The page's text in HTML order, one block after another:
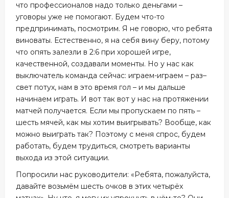
что профессионалов надо только деньгами –
уговоры уже не помогают. Будем что-то
предпринимать, посмотрим. Я не говорю, что ребята
виноваты. Естественно, я на себя вину беру, потому
что опять залезли в 2:6 при хорошей игре,
качественной, создавали моменты. Но у нас как
выключатель команда сейчас: играем-играем – раз–
свет потух, нам в это время гол – и мы дальше
начинаем играть. И вот так вот у нас на протяжении
матчей получается. Если мы пропускаем по пять –
шесть мячей, как мы хотим выигрывать? Вообще, как
можно выиграть так? Поэтому с меня спрос, будем
работать, будем трудиться, смотреть варианты
выхода из этой ситуации.
Попросили нас руководители: «Ребята, пожалуйста,
давайте возьмём шесть очков в этих четырёх